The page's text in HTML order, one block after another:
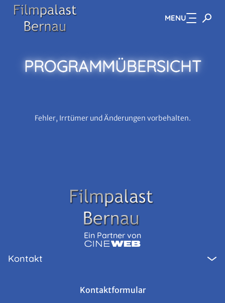
Zum Hauptinhalt springen MENU
PROGRAMM­ÜBERSICHT
Fehler, Irrtümer und Änderungen vorbehalten.
Ein Partner von
Kontakt
Kontaktformular